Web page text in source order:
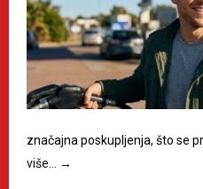
značajna poskupljenja, što se
više…
→